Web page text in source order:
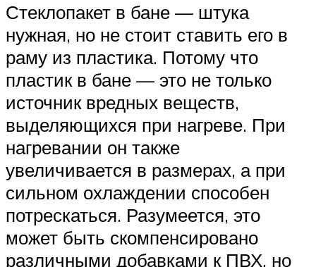
Стеклопакет в бане — штука
нужная, но не стоит ставить его в
раму из пластика. Потому что
пластик в бане — это не только
источник вредных веществ,
выделяющихся при нагреве. При
нагревании он также
увеличивается в размерах, а при
сильном охлаждении способен
потрескаться. Разумеется, это
может быть скомпенсировано
различными добавками к ПВХ, но